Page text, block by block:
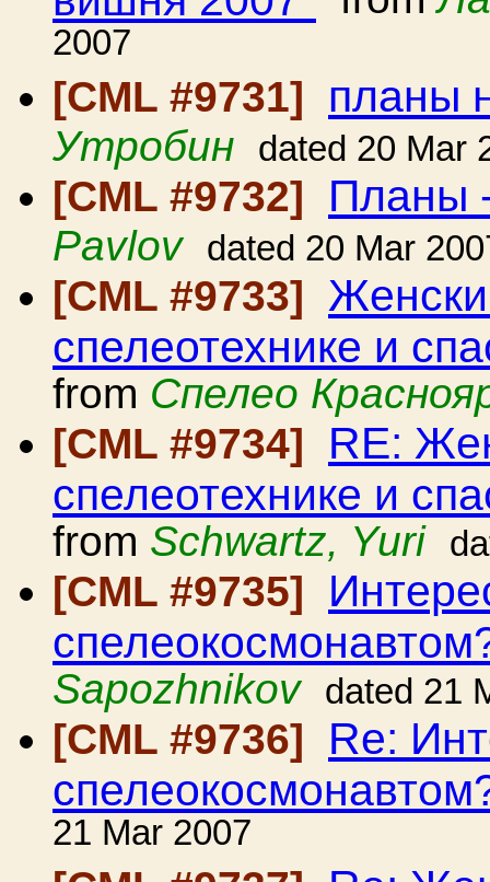
2007
[CML #9731]
планы
Утробин dated 20 Mar
[CML #9732] Планы
Pavlov dated 20 Mar
[CML #9733]
спелеотехнике и
from Спелео
[CML #9734]
RE:
спелеотехнике и
from Schwartz, Yuri
[CML #9735]
Sapozhnikov
dated 21
[CML #9736] Re:
21 Mar 2007